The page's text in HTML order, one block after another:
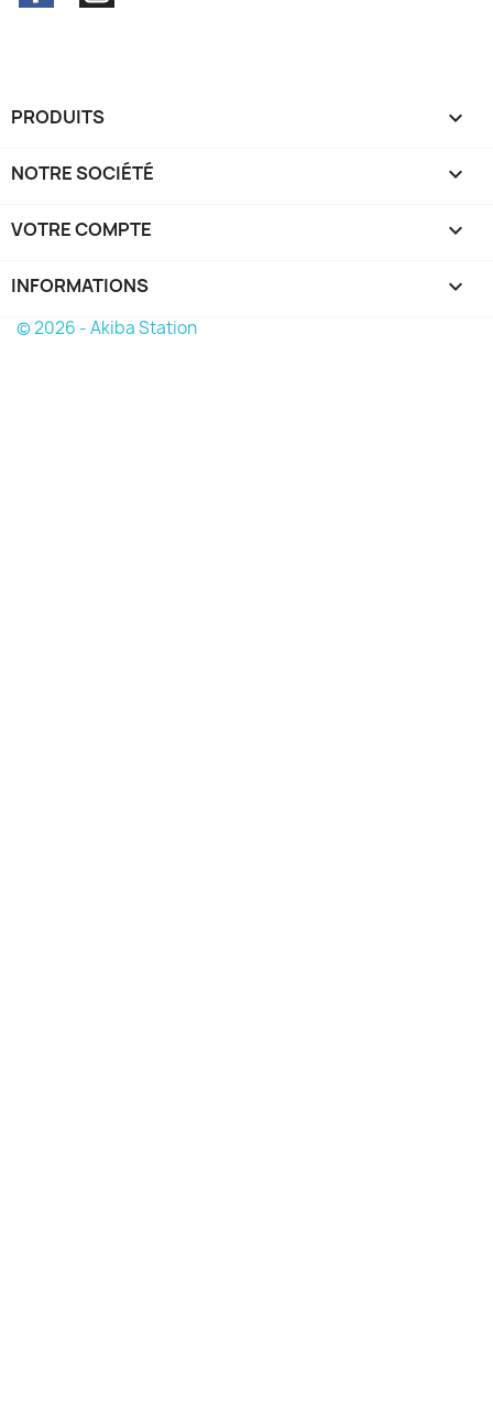
PRODUITS 
NOTRE SOCIÉTÉ 
VOTRE COMPTE 
INFORMATIONS keyboard_arrow_down
© 2026 - Akiba Station